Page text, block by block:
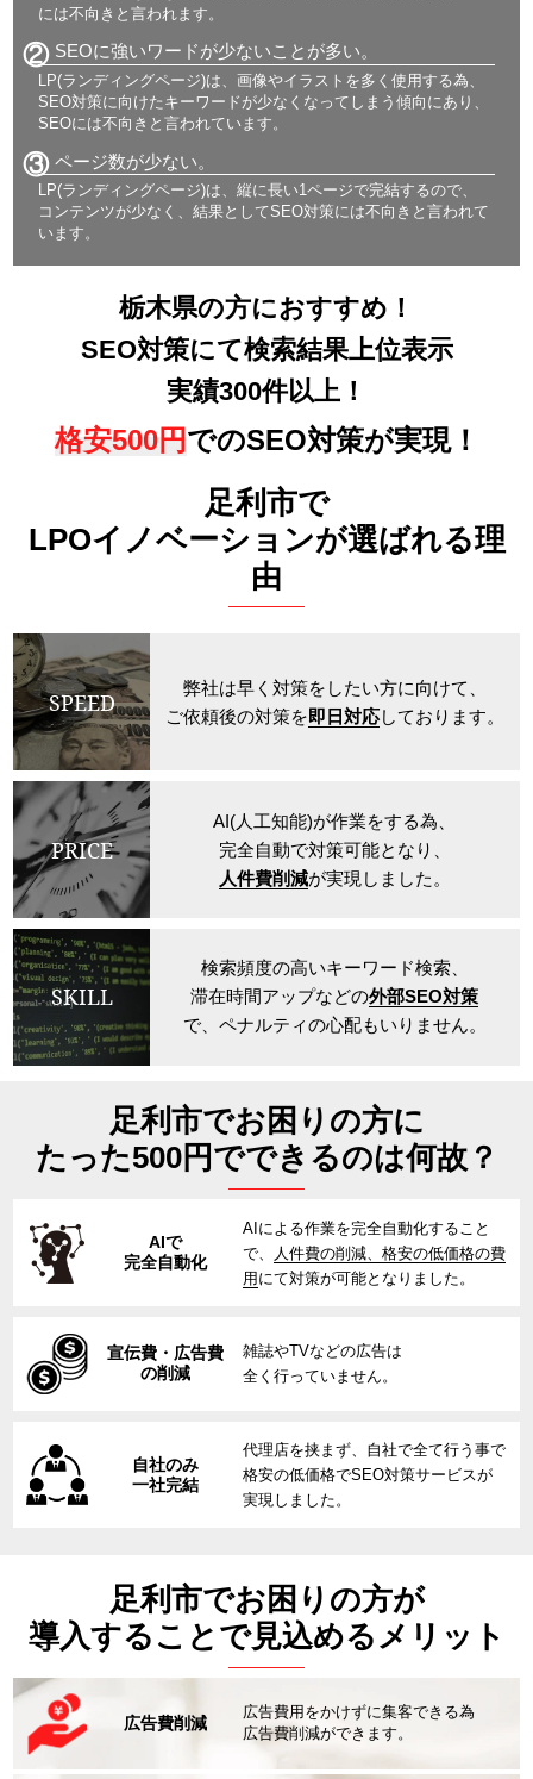
には不向きと言われます。
② SEOに強いワードが少ないことが多い。
LP(ランディングページ)は、画像やイラストを多く使用する為、
SEO対策に向けたキーワードが少なくなってしまう傾向にあり、
SEOには不向きと言われています。
③ ページ数が少ない。
LP(ランディングページ)は、縦に長い1ページで完結するので、
コンテンツが少なく、結果としてSEO対策には不向きと言われて
います。
栃木県の方におすすめ！
SEO対策にて検索結果上位表示
実績300件以上！
格安500円でのSEO対策が実現！
足利市で
LPOイノベーションが選ばれる理
由
SPEED
弊社は早く対策をしたい方に向けて、
ご依頼後の対策を即日対応しております。
PRICE
AI(人工知能)が作業をする為、
完全自動で対策可能となり、
人件費削減が実現しました。
SKILL
検索頻度の高いキーワード検索、
滞在時間アップなどの外部SEO対策
で、ペナルティの心配もいりません。
足利市でお困りの方に
たった500円でできるのは何故？
AIで
完全自動化
AIによる作業を完全自動化すること
で、
人件費の削減、格安の低価格の費
用 にて対策が可能となりました。
宣伝費・広告費
の削減
雑誌やTVなどの広告は
全く行っていません。
自社のみ
一社完結
代理店を挟まず、自社で全て行う事で
格安の低価格でSEO対策サービスが
実現しました。
足利市でお困りの方が
導入することで見込めるメリット
広告費削減
広告費用をかけずに集客できる為
広告費削減ができます。